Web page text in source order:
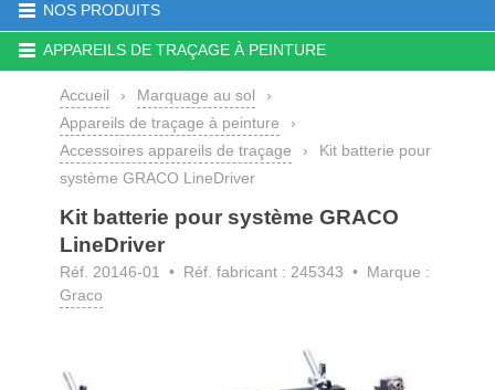
NOS PRODUITS
APPAREILS DE TRAÇAGE À PEINTURE
Accueil › Marquage au sol
›
Appareils de traçage à peinture
›
Accessoires appareils de traçage
›
Kit batterie pour
système GRACO LineDriver
Kit batterie pour système GRACO
LineDriver
Réf. 20146-01
• Réf. fabricant : 245343 • Marque :
Graco